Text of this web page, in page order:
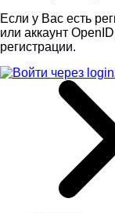
Если у Вас есть
или аккаунт
регистрации.